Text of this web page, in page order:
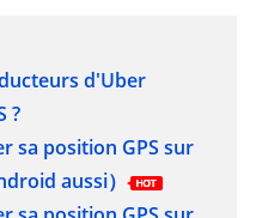
d'Uber
?
sa position GPS sur
aussi）